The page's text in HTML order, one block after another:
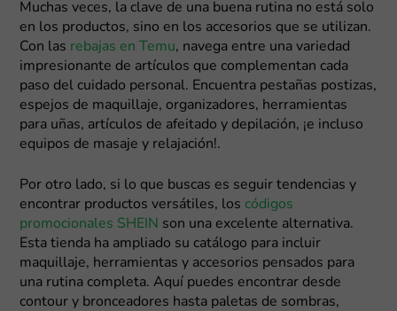
Muchas veces, la clave de una buena rutina no está solo
en los productos, sino en los accesorios que se utilizan.
Con las rebajas en Temu, navega entre una variedad
impresionante de artículos que complementan cada
paso del cuidado personal. Encuentra pestañas postizas,
espejos de maquillaje, organizadores, herramientas
para uñas, artículos de afeitado y depilación, ¡e incluso
equipos de masaje y relajación!.
Por otro lado, si lo que buscas es seguir tendencias y
encontrar productos versátiles, los códigos
promocionales SHEIN son una excelente alternativa.
Esta tienda ha ampliado su catálogo para incluir
maquillaje, herramientas y accesorios pensados para
una rutina completa. Aquí puedes encontrar desde
contour y bronceadores hasta paletas de sombras,